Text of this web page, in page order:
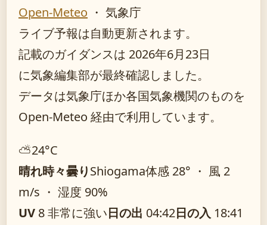
Open-Meteo ・ 気象庁
ライブ予報は自動更新されます。
記載のガイダンスは 2026年6月23日
に気象編集部が最終確認しました。
データは気象庁ほか各国気象機関のものを
Open-Meteo 経由で利用しています。
⛅24°C
晴れ時々曇りShiogama体感 28° ・ 風 2
m/s ・ 湿度 90%
UV 8 非常に強い日の出 04:42日の入 18:41